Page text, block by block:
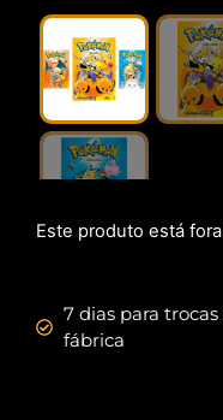
Este produto está
7 dias para
fábrica